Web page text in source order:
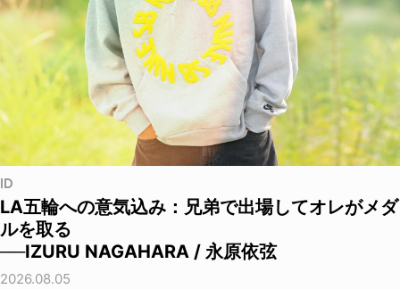
ID
LA五輪への意気込み：兄弟で出場してオレがメダ
ルを取る
──IZURU NAGAHARA / 永原依弦
2026.08.05